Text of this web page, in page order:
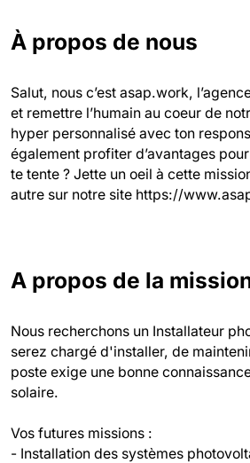
À propos de nous
Salut, nous c’est asap.work,
et remettre l’humain au coeur de
hyper personnalisé avec ton
également profiter d’avantages
te tente ? Jette un oeil à cette
autre sur notre site https://
A propos de la
Nous recherchons un Installateur
serez chargé d'installer, de
poste exige une bonne
solaire.
Vos futures missions :
- Installation des systèmes